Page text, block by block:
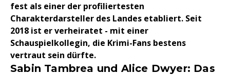
fest als einer der profiliertesten
Charakterdarsteller des Landes etabliert. Seit
2018 ist er verheiratet - mit einer
Schauspielkollegin, die Krimi-Fans bestens
vertraut sein dürfte.
Sabin Tambrea und Alice Dwyer: Das